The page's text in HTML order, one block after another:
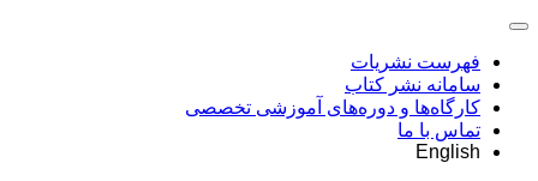
فهرست نشریات
سامانه نشر کتاب
کارگاه‌ها و دوره‌های آموزشی تخصصی
تماس با ما
English